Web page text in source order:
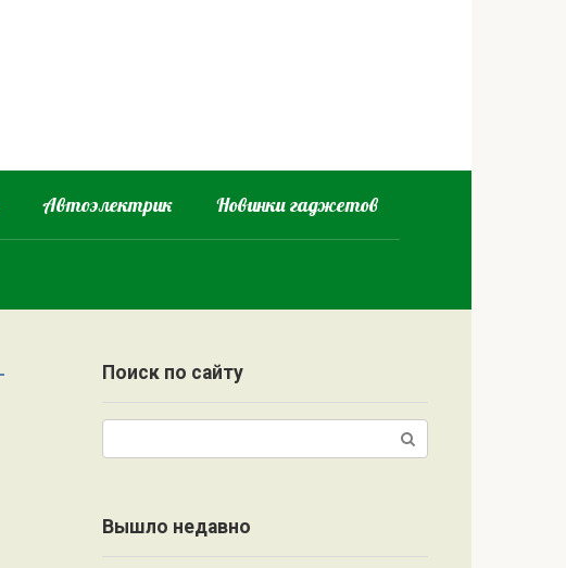
Автоэлектрик Новинки гаджетов
Поиск по сайту
Вышло недавно